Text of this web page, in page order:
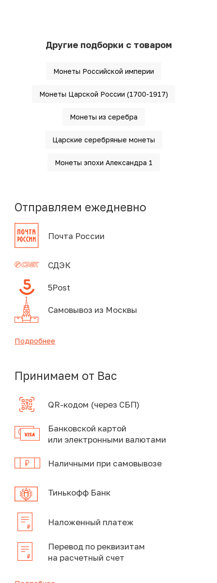
Другие подборки с товаром
Монеты Российской империи
Монеты Царской России (1700-1917)
Монеты из серебра
Царские серебряные монеты
Монеты эпохи Александра 1
Отправляем ежедневно
Почта России
СДЭК
5Post
Самовывоз из Москвы
Подробнее
Принимаем от Вас
QR-кодом (через СБП)
Банковской картой
или электронными валютами
Наличными при самовывозе
Тинькофф Банк
Наложенный платеж
Перевод по реквизитам
на расчетный счет